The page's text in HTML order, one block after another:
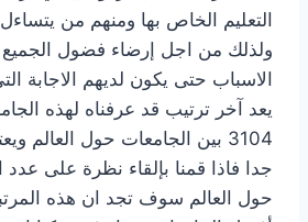
التعليم الخاص بها ومنهم من
ولذلك من اجل إرضاء فضول الجميع
الاسباب حتى يكون لديهم الاجابة
يعد آخر ترتيب قد عرفناه لهذه
3104 بين الجامعات حول العالم
جدا فاذا قمنا بإلقاء نظرة على عدد
حول العالم سوف تجد ان هذه